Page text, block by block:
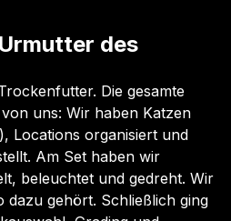
des
Die gesamte
uns: Wir haben Katzen
Locations organisiert und
Am Set haben wir
beleuchtet und gedreht. Wir
dazu gehört. Schließlich ging